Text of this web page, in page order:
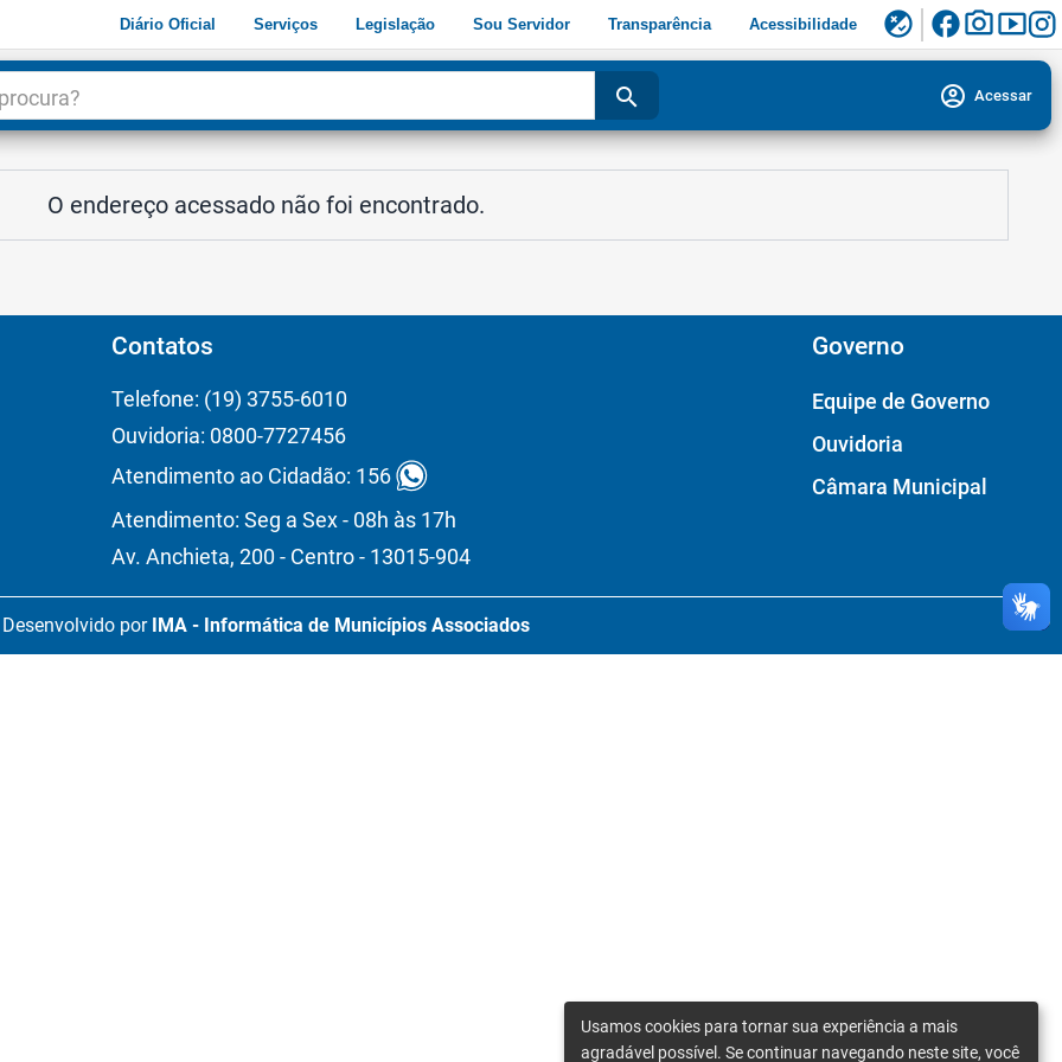
Diário Oficial Serviços Legislação Sou Servidor Transparência Acessibilidade flaky facebookphoto_camerasmart_display
search account_circle Acessar
O endereço acessado não foi encontrado.
Contatos
Telefone: (19) 3755-6010
Ouvidoria: 0800-7727456
Atendimento ao Cidadão: 156
Atendimento: Seg a Sex - 08h às 17h
Av. Anchieta, 200 - Centro - 13015-904
Governo
Equipe de Governo
Ouvidoria
Câmara Municipal
Desenvolvido por IMA - Informática de Municípios Associados
Usamos cookies para tornar sua experiência a mais
agradável possível. Se continuar navegando neste site, você